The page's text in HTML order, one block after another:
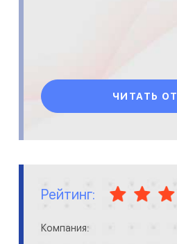
ЧИТАТЬ
Рейтинг:
Компания: